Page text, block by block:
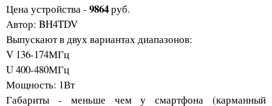
Цена устройства - 9864руб.
Автор: BH4TDV
Выпускают в двух вариантах диапазонов:
V 136-174МГц
U 400-480МГц
Мощность: 1Вт
Габариты - меньше чем у смартфона (карманный